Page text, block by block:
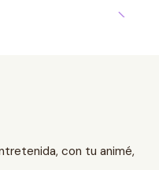
con tu animé,